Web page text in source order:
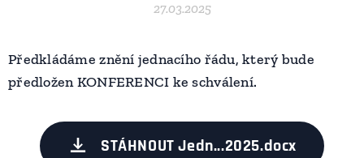
27.03.2025
Předkládáme znění jednacího řádu, který bude
předložen KONFERENCI ke schválení.
STÁHNOUT Jedn...2025.docx